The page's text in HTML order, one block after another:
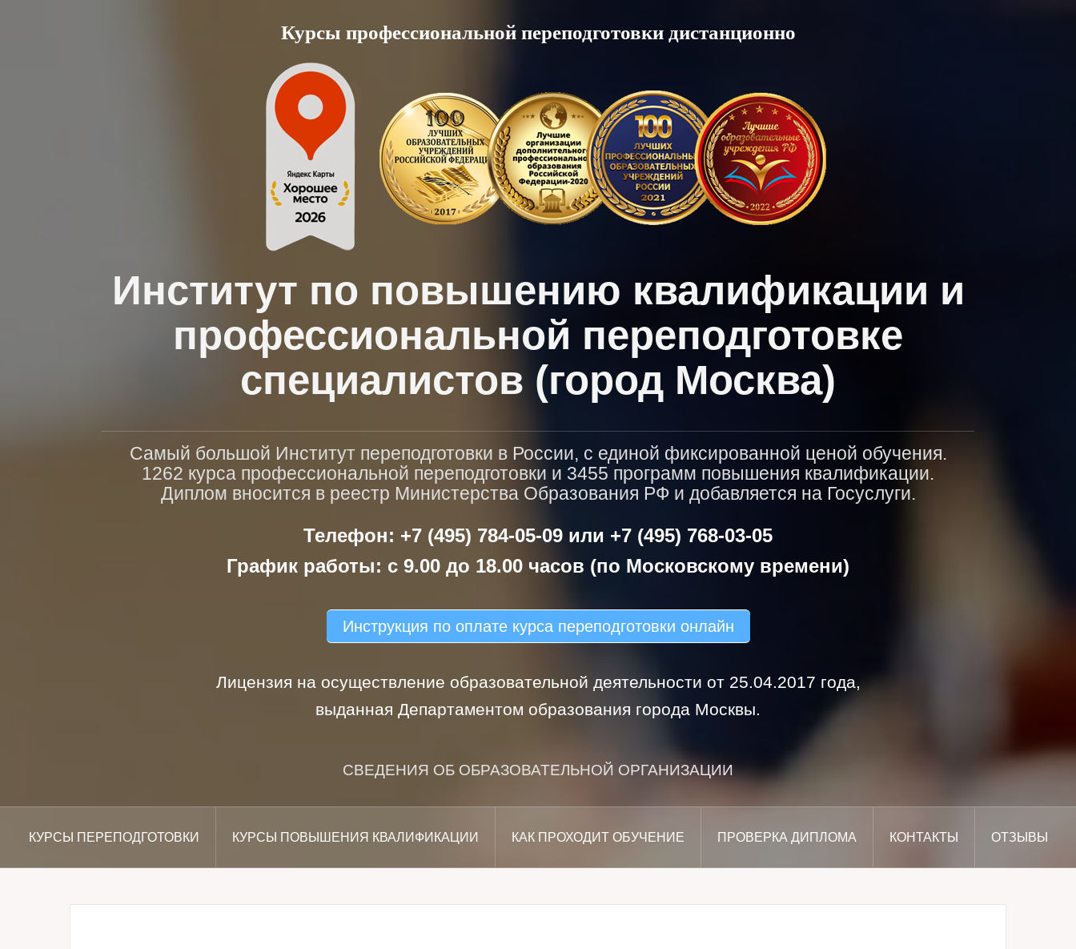
Курсы профессиональной переподготовки дистанционно
Институт по повышению квалификации и
профессиональной переподготовке
специалистов (город Москва)
Самый большой Институт переподготовки в России, с единой фиксированной ценой обучения.
1262 курса профессиональной переподготовки и 3455 программ повышения квалификации.
Диплом вносится в реестр Министерства Образования РФ и добавляется на Госуслуги.
Телефон: +7 (495) 784-05-09 или +7 (495) 768-03-05
График работы: с 9.00 до 18.00 часов (по Московскому времени)
Инструкция по оплате курса переподготовки онлайн
Лицензия на осуществление образовательной деятельности от 25.04.2017 года,
выданная Департаментом образования города Москвы.
СВЕДЕНИЯ ОБ ОБРАЗОВАТЕЛЬНОЙ ОРГАНИЗАЦИИ
КУРСЫ ПЕРЕПОДГОТОВКИ КУРСЫ ПОВЫШЕНИЯ КВАЛИФИКАЦИИ КАК ПРОХОДИТ ОБУЧЕНИЕ ПРОВЕРКА ДИПЛОМА КОНТАКТЫ ОТЗЫВЫ